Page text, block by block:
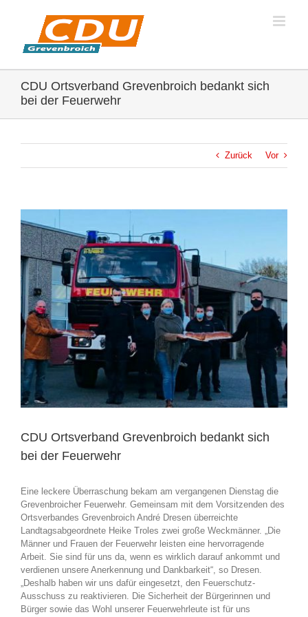
CDU Ortsverband Grevenbroich bedankt sich
bei der Feuerwehr
Zurück Vor
grösseres
Bild
CDU Ortsverband Grevenbroich bedankt sich
bei der Feuerwehr
Eine leckere Überraschung bekam am vergangenen Dienstag die
Grevenbroicher Feuerwehr. Gemeinsam mit dem Vorsitzenden des
Ortsverbandes Grevenbroich André Dresen überreichte
Landtagsabgeordnete Heike Troles zwei große Weckmänner. „Die
Männer und Frauen der Feuerwehr leisten eine hervorragende
Arbeit. Sie sind für uns da, wenn es wirklich darauf ankommt und
verdienen unsere Anerkennung und Dankbarkeit“, so Dresen.
„Deshalb haben wir uns dafür eingesetzt, den Feuerschutz-
Ausschuss zu reaktivieren. Die Sicherheit der Bürgerinnen und
Bürger sowie das Wohl unserer Feuerwehrleute ist für uns